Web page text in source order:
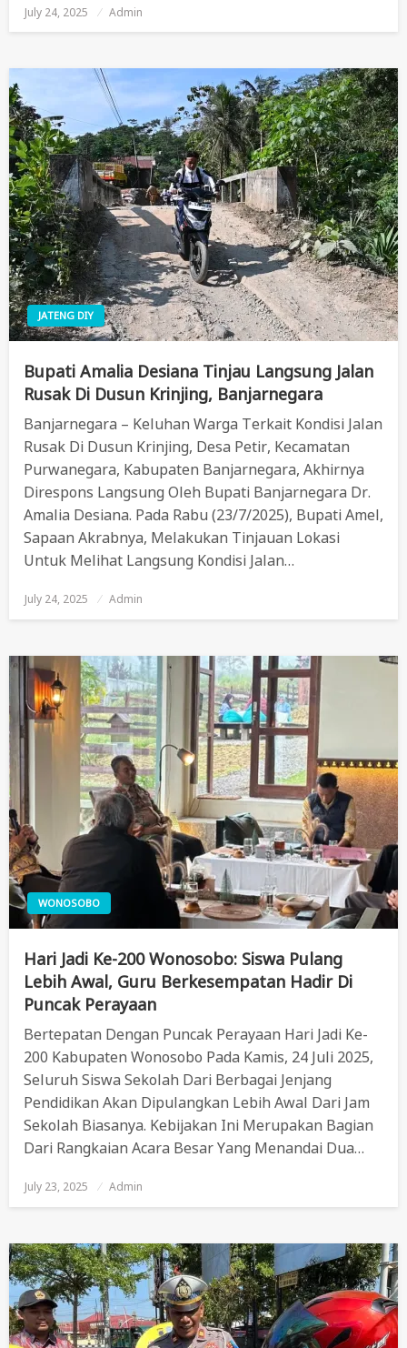
Posted
On
July 24, 2025 Admin
JATENG DIY
Bupati Amalia Desiana Tinjau Langsung Jalan
Rusak Di Dusun Krinjing, Banjarnegara
Banjarnegara – Keluhan Warga Terkait Kondisi Jalan
Rusak Di Dusun Krinjing, Desa Petir, Kecamatan
Purwanegara, Kabupaten Banjarnegara, Akhirnya
Direspons Langsung Oleh Bupati Banjarnegara Dr.
Amalia Desiana. Pada Rabu (23/7/2025), Bupati Amel,
Sapaan Akrabnya, Melakukan Tinjauan Lokasi
Untuk Melihat Langsung Kondisi Jalan…
Posted
On
July 24, 2025 Admin
WONOSOBO
Hari Jadi Ke-200 Wonosobo: Siswa Pulang
Lebih Awal, Guru Berkesempatan Hadir Di
Puncak Perayaan
Bertepatan Dengan Puncak Perayaan Hari Jadi Ke-
200 Kabupaten Wonosobo Pada Kamis, 24 Juli 2025,
Seluruh Siswa Sekolah Dari Berbagai Jenjang
Pendidikan Akan Dipulangkan Lebih Awal Dari Jam
Sekolah Biasanya. Kebijakan Ini Merupakan Bagian
Dari Rangkaian Acara Besar Yang Menandai Dua…
Posted
On
July 23, 2025 Admin